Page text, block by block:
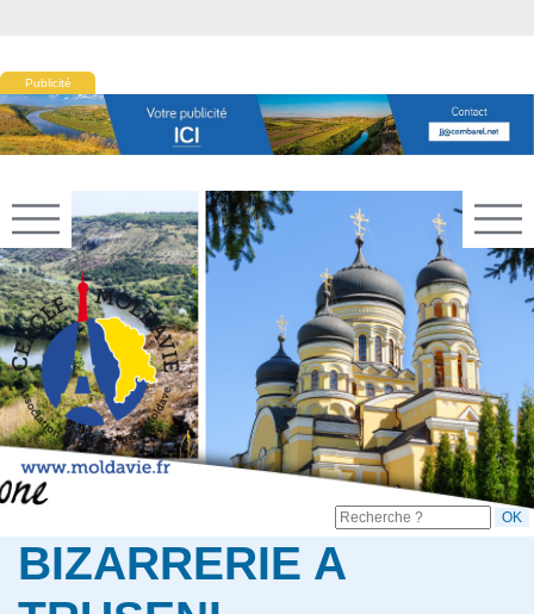
Publicité
BIZARRERIE A